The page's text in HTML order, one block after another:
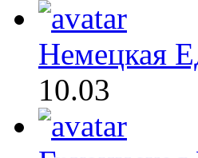
Немецкая
10.03